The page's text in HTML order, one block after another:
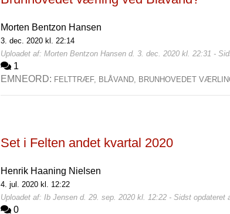
Morten Bentzon Hansen
3. dec. 2020 kl. 22:14
Uploadet af: Morten Bentzon Hansen d. 3. dec. 2020 kl. 22:31 -
1
EMNEORD: FELTTRÆF, BLÅVAND, BRUNHOVEDET
Set i Felten andet kvartal 2020
Henrik Haaning Nielsen
4. jul. 2020 kl. 12:22
Uploadet af: Ib Jensen d. 29. sep. 2020 kl. 12:22 - Sidst
0